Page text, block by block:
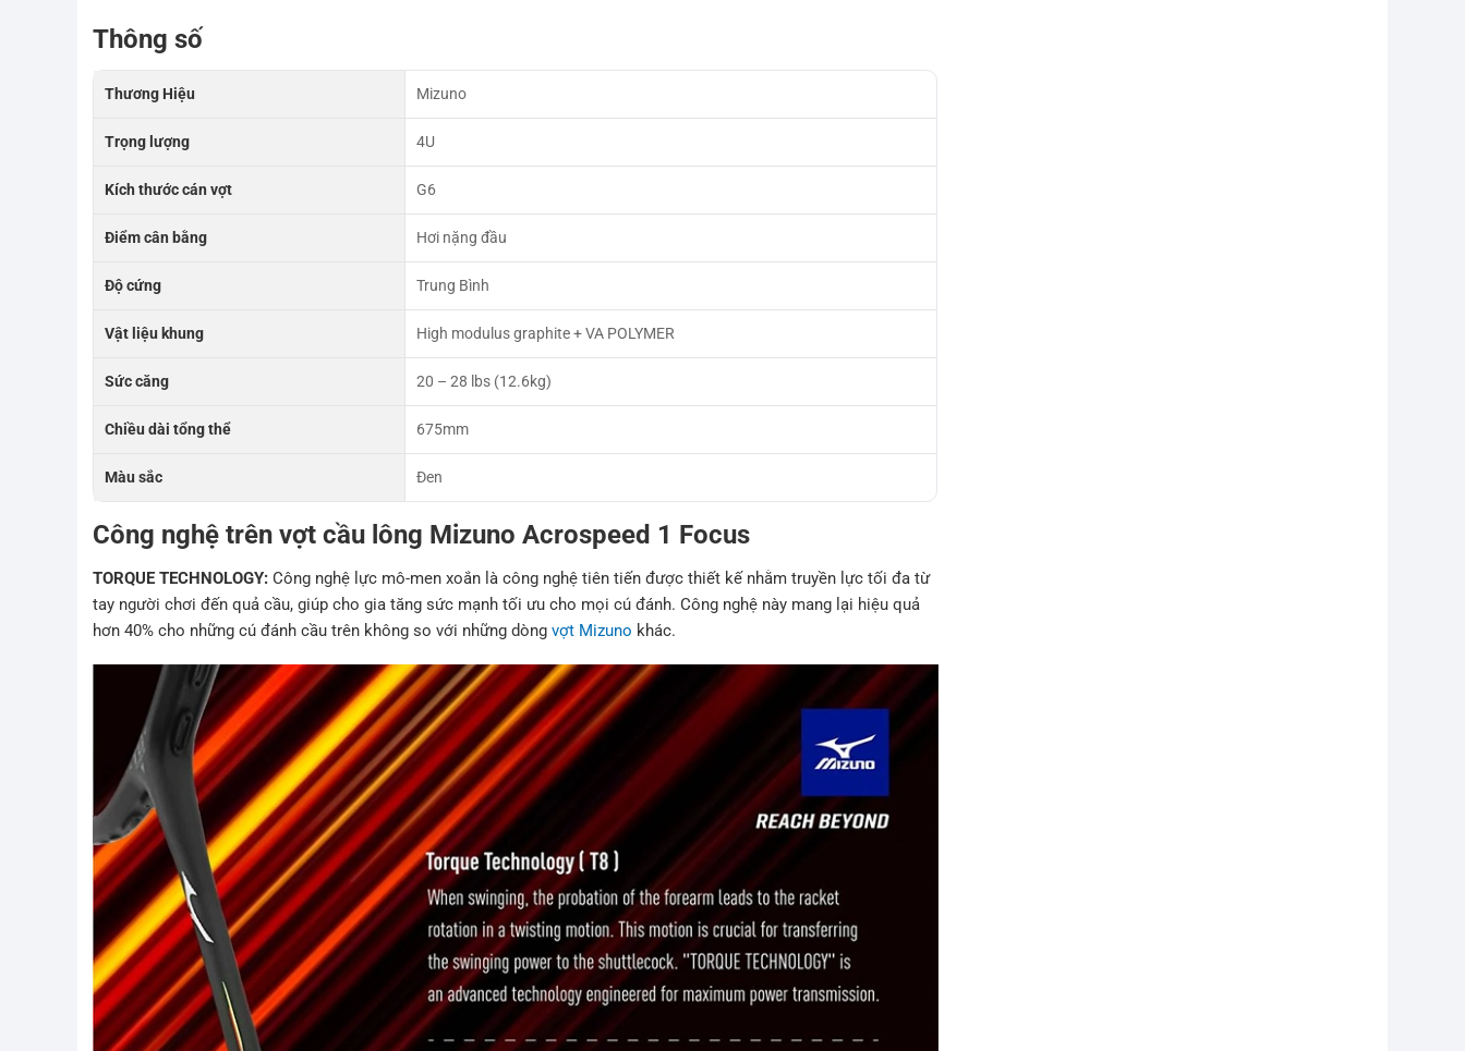
Thông số
Thương Hiệu Mizuno
Trọng lượng 4U
Kích thước cán vợt G6
Điểm cân bằng Hơi nặng đầu
Độ cứng Trung Bình
Vật liệu khung High modulus graphite + VA POLYMER
Sức căng 20 – 28 lbs (12.6kg)
Chiều dài tổng thể 675mm
Màu sắc Đen
Công nghệ trên vợt cầu lông Mizuno Acrospeed 1 Focus
TORQUE TECHNOLOGY: Công nghệ lực mô-men xoắn là công nghệ tiên tiến được thiết kế nhằm truyền lực tối đa từ
tay người chơi đến quả cầu, giúp cho gia tăng sức mạnh tối ưu cho mọi cú đánh. Công nghệ này mang lại hiệu quả
hơn 40% cho những cú đánh cầu trên không so với những dòngvợt Mizuno khác.